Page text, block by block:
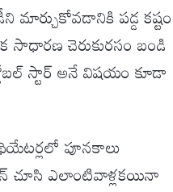
పడ్డ కష్టం
సాధారణ చెరుకురసం బండి
స్టార్ అనే విషయం కూడా
పూనకాలు
చూసి ఎలాంటివాళ్లకయినా